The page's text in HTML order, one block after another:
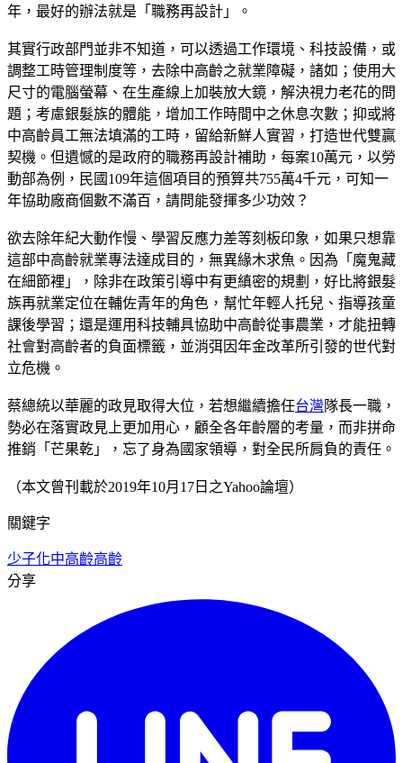
年，最好的辦法就是「職務再設計」。
其實行政部門並非不知道，可以透過工作環境、科技設備，或
調整工時管理制度等，去除中高齡之就業障礙，諸如；使用大
尺寸的電腦螢幕、在生產線上加裝放大鏡，解決視力老花的問
題；考慮銀髮族的體能，增加工作時間中之休息次數；抑或將
中高齡員工無法填滿的工時，留給新鮮人實習，打造世代雙贏
契機。但遺憾的是政府的職務再設計補助，每案10萬元，以勞
動部為例，民國109年這個項目的預算共755萬4千元，可知一
年協助廠商個數不滿百，請問能發揮多少功效？
欲去除年紀大動作慢、學習反應力差等刻板印象，如果只想靠
這部中高齡就業專法達成目的，無異緣木求魚。因為「魔鬼藏
在細節裡」，除非在政策引導中有更縝密的規劃，好比將銀髮
族再就業定位在輔佐青年的角色，幫忙年輕人托兒、指導孩童
課後學習；還是運用科技輔具協助中高齡從事農業，才能扭轉
社會對高齡者的負面標籤，並消弭因年金改革所引發的世代對
立危機。
蔡總統以華麗的政見取得大位，若想繼續擔任台灣 隊長一職，
勢必在落實政見上更加用心，顧全各年齡層的考量，而非拼命
推銷「芒果乾」，忘了身為國家領導，對全民所肩負的責任。
（本文曾刊載於2019年10月17日之Yahoo論壇）
關鍵字
少子化中高齡高齡
分享